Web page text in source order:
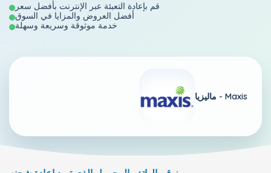
قم بإعادة التعبئة عبر الإنترنت بأفضل سعر
أفضل العروض والمزايا في السوق
خدمة موثوقة وسريعة وسهلة
ماليزيا - Maxis